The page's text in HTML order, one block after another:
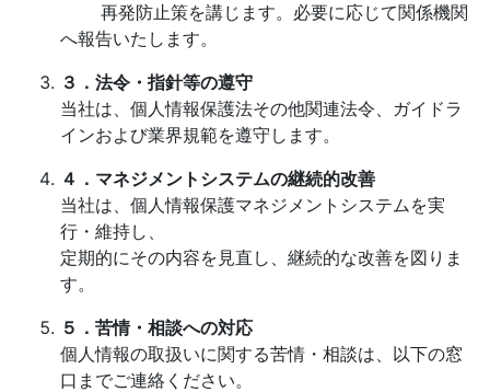
再発防止策を講じます。必要に応じて関係機関
へ報告いたします。
３．法令・指針等の遵守
当社は、個人情報保護法その他関連法令、ガイドラ
インおよび業界規範を遵守します。
４．マネジメントシステムの継続的改善
当社は、個人情報保護マネジメントシステムを実
行・維持し、
定期的にその内容を見直し、継続的な改善を図りま
す。
５．苦情・相談への対応
個人情報の取扱いに関する苦情・相談は、以下の窓
口までご連絡ください。